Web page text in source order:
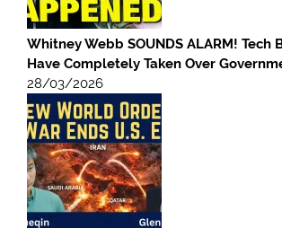
Whitney Webb SOUNDS ALARM! Tech
Have Completely Taken Over
28/03/2026